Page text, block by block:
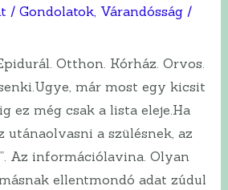
/ Gondolatok, Várandósság/
Otthon. Kórház. Orvos.
már most egy kicsit
ez még csak a lista eleje.Ha
utánaolvasni a szülésnek, az
Az információlavina. Olyan
ellentmondó adat zúdul